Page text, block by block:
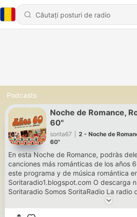
Podcasts
Noche de Romance,
60"
sorita67
2 - Noche de
60"
En esta Noche de Romance, podràs
canciones más románticas de los años
este programa y de música romántica
Soritaradio1.blogspot.com O descarga
Soritaradio Somos SoritaRadio La radio que es para tì The